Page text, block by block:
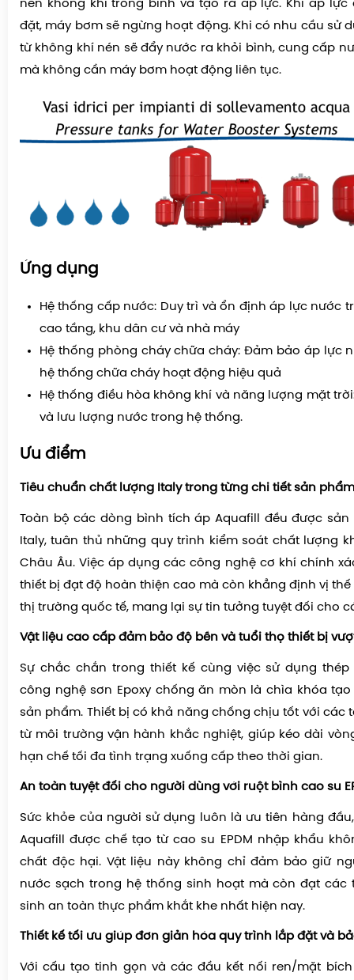
nén không khí trong bình và tạo ra áp lực. Khi áp lực
đặt, máy bơm sẽ ngừng hoạt động. Khi có nhu cầu sử
từ không khí nén sẽ đẩy nước ra khỏi bình, cung cấp
mà không cần máy bơm hoạt động liên tục.
Ứng dụng
Hệ thống cấp nước: Duy trì và ổn định áp lực nước
cao tầng, khu dân cư và nhà máy
Hệ thống phòng cháy chữa cháy: Đảm bảo áp lực
hệ thống chữa cháy hoạt động hiệu quả
Hệ thống điều hòa không khí và năng lượng mặt
và lưu lượng nước trong hệ thống.
Ưu điểm
Tiêu chuẩn chất lượng Italy trong từng chi tiết sản phẩm
Toàn bộ các dòng bình tích áp Aquafill đều được sản
Italy, tuân thủ những quy trình kiểm soát chất lượng
Châu Âu. Việc áp dụng các công nghệ cơ khí chính
thiết bị đạt độ hoàn thiện cao mà còn khẳng định vị
thị trường quốc tế, mang lại sự tin tưởng tuyệt đối cho
Vật liệu cao cấp đảm bảo độ bền và tuổi thọ thiết bị
Sự chắc chắn trong thiết kế cùng việc sử dụng
công nghệ sơn Epoxy chống ăn mòn là chìa khóa
sản phẩm. Thiết bị có khả năng chống chịu tốt với các
từ môi trường vận hành khắc nghiệt, giúp kéo dài
hạn chế tối đa tình trạng xuống cấp theo thời gian.
An toàn tuyệt đối cho người dùng với ruột bình cao su
Sức khỏe của người sử dụng luôn là ưu tiên hàng
Aquafill được chế tạo từ cao su EPDM nhập khẩu
chất độc hại. Vật liệu này không chỉ đảm bảo giữ
nước sạch trong hệ thống sinh hoạt mà còn đạt các
sinh an toàn thực phẩm khắt khe nhất hiện nay.
Thiết kế tối ưu giúp đơn giản hóa quy trình lắp đặt và
Với cấu tạo tinh gọn và các đầu kết nối ren/mặt